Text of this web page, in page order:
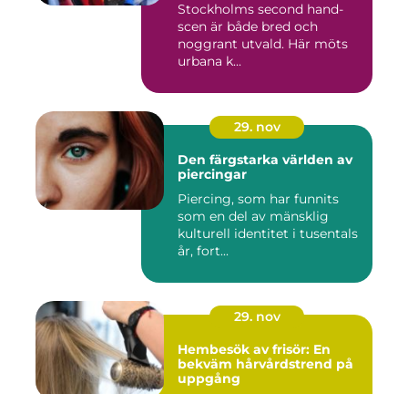
Stockholms second hand-
scen är både bred och
noggrant utvald. Här möts
urbana k...
29. nov
Den färgstarka världen av
piercingar
Piercing, som har funnits
som en del av mänsklig
kulturell identitet i tusentals
år, fort...
29. nov
Hembesök av frisör: En
bekväm hårvårdstrend på
uppgång